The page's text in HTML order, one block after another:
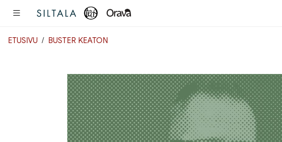
ETUSIVU BUSTER KEATON